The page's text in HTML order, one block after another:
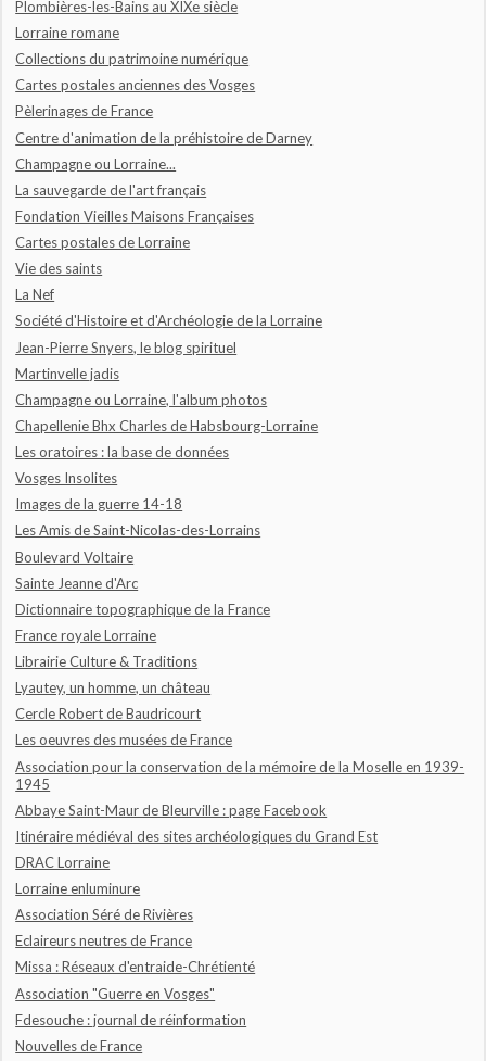
Plombières-les-Bains au XIXe siècle
Lorraine romane
Collections du patrimoine numérique
Cartes postales anciennes des Vosges
Pèlerinages de France
Centre d'animation de la préhistoire de Darney
Champagne ou Lorraine...
La sauvegarde de l'art français
Fondation Vieilles Maisons Françaises
Cartes postales de Lorraine
Vie des saints
La Nef
Société d'Histoire et d'Archéologie de la Lorraine
Jean-Pierre Snyers, le blog spirituel
Martinvelle jadis
Champagne ou Lorraine, l'album photos
Chapellenie Bhx Charles de Habsbourg-Lorraine
Les oratoires : la base de données
Vosges Insolites
Images de la guerre 14-18
Les Amis de Saint-Nicolas-des-Lorrains
Boulevard Voltaire
Sainte Jeanne d'Arc
Dictionnaire topographique de la France
France royale Lorraine
Librairie Culture & Traditions
Lyautey, un homme, un château
Cercle Robert de Baudricourt
Les oeuvres des musées de France
Association pour la conservation de la mémoire de la Moselle en 1939-
1945
Abbaye Saint-Maur de Bleurville : page Facebook
Itinéraire médiéval des sites archéologiques du Grand Est
DRAC Lorraine
Lorraine enluminure
Association Séré de Rivières
Eclaireurs neutres de France
Missa : Réseaux d'entraide-Chrétienté
Association "Guerre en Vosges"
Fdesouche : journal de réinformation
Nouvelles de France